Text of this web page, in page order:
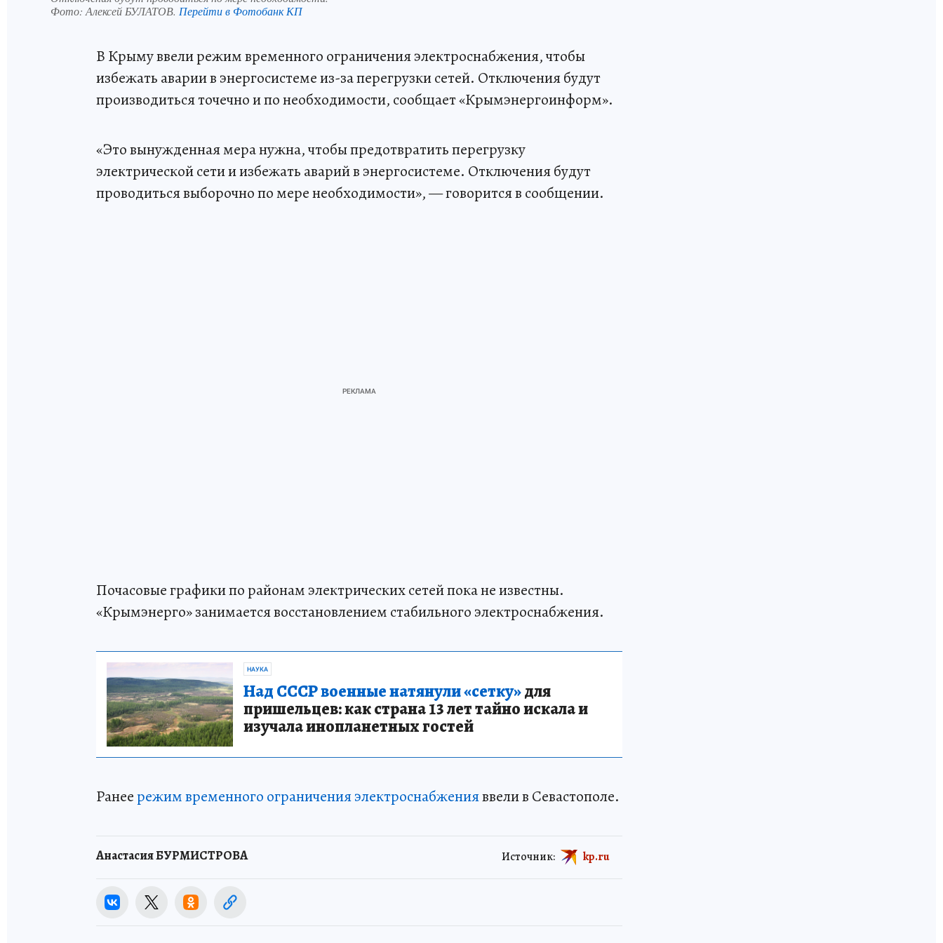
Фото: Алексей БУЛАТОВ. Перейти в Фотобанк КП
В Крыму ввели режим временного ограничения электроснабжения, чтобы
избежать аварии в энергосистеме из-за перегрузки сетей. Отключения будут
производиться точечно и по необходимости, сообщает «Крымэнергоинформ».
«Это вынужденная мера нужна, чтобы предотвратить перегрузку
электрической сети и избежать аварий в энергосистеме. Отключения будут
проводиться выборочно по мере необходимости», — говорится в сообщении.
Почасовые графики по районам электрических сетей пока не известны.
«Крымэнерго» занимается восстановлением стабильного электроснабжения.
НАУКА
Над СССР военные натянули «сетку»для
пришельцев: как страна 13 лет тайно искала и
изучала инопланетных гостей
Ранеережим временного ограничения электроснабженияввели в Севастополе.
Анастасия БУРМИСТРОВА Источник: kp.ru